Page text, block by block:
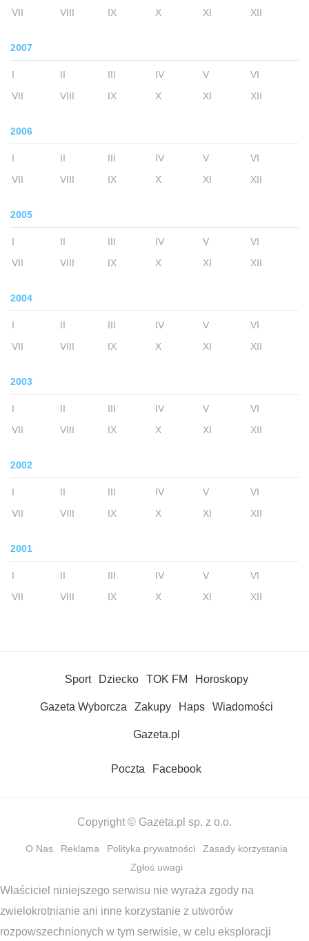
VII
VIII IX X XI XII
2007
I II III IV V
VI
VII
VIII IX X XI XII
2006
I II III IV V
VI
VII
VIII IX X XI XII
2005
I II III IV V
VI
VII
VIII IX X XI XII
2004
I II III IV V
VI
VII
VIII IX X XI XII
2003
I II III IV V
VI
VII
VIII IX X XI XII
2002
I II III IV V
VI
VII
VIII IX X XI XII
2001
I II III IV V
VI
VII
VIII IX X XI XII
Sport Dziecko TOK FM Horoskopy
Gazeta Wyborcza Zakupy Haps Wiadomości
Gazeta.pl
Poczta Facebook
Copyright © Gazeta.pl sp. z o.o.
O Nas Reklama Polityka prywatności
Zasady korzystania
Zgłoś uwagi
Właściciel niniejszego serwisu nie wyraża zgody na
zwielokrotnianie ani inne korzystanie z utworów
rozpowszechnionych w tym serwisie, w celu eksploracji